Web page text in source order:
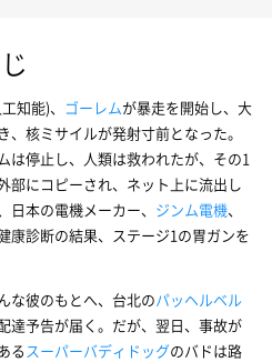
知能)、 ゴーレムが暴走を開始し、大
核ミサイルが発射寸前となった。
は停止し、人類は救われたが、その1
部にコピーされ、ネット上に流出し
本の電機メーカー、 ジンム電機、
康診断の結果、ステージ1の胃ガンを
な彼のもとへ、台北のパッヘルベル
達予告が届く。だが、翌日、事故が
る スーパーバディドッグのバドは路